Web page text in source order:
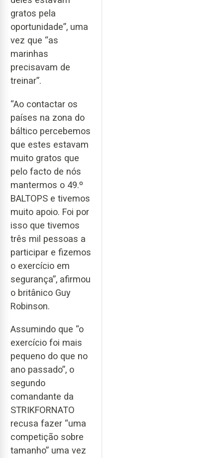
gratos pela
oportunidade”, uma
vez que “as
marinhas
precisavam de
treinar”.
“Ao contactar os
países na zona do
báltico percebemos
que estes estavam
muito gratos que
pelo facto de nós
mantermos o 49.º
BALTOPS e tivemos
muito apoio. Foi por
isso que tivemos
três mil pessoas a
participar e fizemos
o exercício em
segurança”, afirmou
o britânico Guy
Robinson.
Assumindo que “o
exercício foi mais
pequeno do que no
ano passado”, o
segundo
comandante da
STRIKFORNATO
recusa fazer “uma
competição sobre
tamanho” uma vez